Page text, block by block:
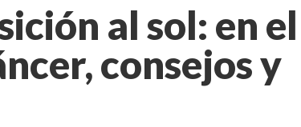
al sol: en
consejos y